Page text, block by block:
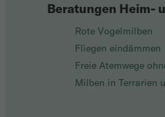
Beratungen Heim-
Rote Vogelmilben
Fliegen eindämmen
Freie Atemwege
Milben in Terrarien